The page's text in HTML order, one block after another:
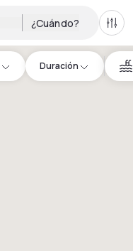
¿Cuándo?
Duración